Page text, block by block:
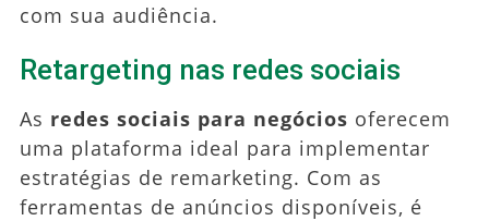
com sua audiência.
Retargeting nas redes sociais
As redes sociais para negócios oferecem
uma plataforma ideal para implementar
estratégias de remarketing. Com as
ferramentas de anúncios disponíveis, é